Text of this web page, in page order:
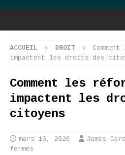
ACCUEIL DROIT
impactent les droits des
Comment les
impactent les
citoyens
mars 16, 2026 James
fermés